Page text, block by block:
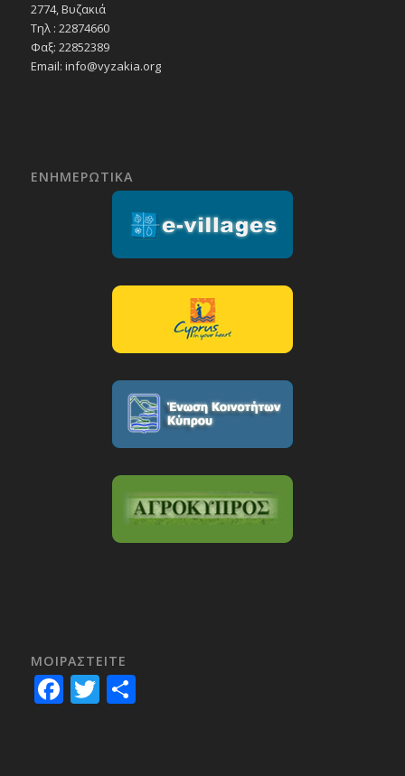
2774, Βυζακιά
Τηλ : 22874660
Φαξ: 22852389
Email: info@vyzakia.org
ΕΝΗΜΕΡΩΤΙΚΑ
ΜΟΙΡΑΣTEITE
Facebook
Twitter
Share